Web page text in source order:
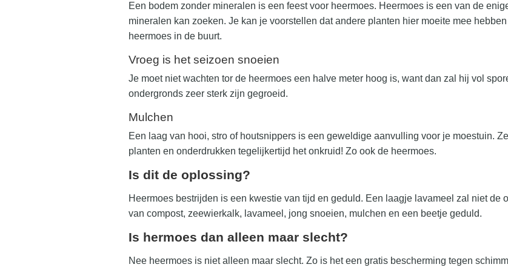
Een bodem zonder mineralen is een feest voor heermoes. Heermoes is een van de
mineralen kan zoeken. Je kan je voorstellen dat andere planten hier moeite mee
heermoes in de buurt.
Vroeg is het seizoen snoeien
Je moet niet wachten tor de heermoes een halve meter hoog is, want dan zal hij vol
ondergronds zeer sterk zijn gegroeid.
Mulchen
Een laag van hooi, stro of houtsnippers is een geweldige aanvulling voor je moestuin.
planten en onderdrukken tegelijkertijd het onkruid! Zo ook de heermoes.
Is dit de oplossing?
Heermoes bestrijden is een kwestie van tijd en geduld. Een laagje lavameel zal niet de
van compost, zeewierkalk, lavameel, jong snoeien, mulchen en een beetje geduld.
Is hermoes dan alleen maar slecht?
Nee heermoes is niet alleen maar slecht. Zo is het een gratis bescherming tegen